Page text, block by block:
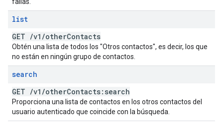
list
GET /v1 /otherContacts
Obtén una lista de todos los "Otros contactos", es decir, los que
no están en ningún grupo de contactos.
search
GET /v1 /otherContacts:search
Proporciona una lista de contactos en los otros contactos del
usuario autenticado que coincide con la búsqueda.